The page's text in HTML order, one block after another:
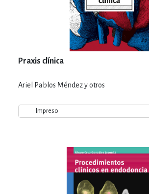
Praxis clínica
Ariel Pablos Méndez y otros
Impreso